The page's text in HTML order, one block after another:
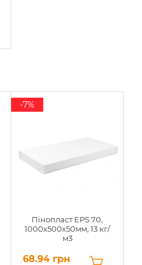
Пінопласт EPS 70,
1000х500х50мм, 13 кг/
м3
68.94 грн
-7%